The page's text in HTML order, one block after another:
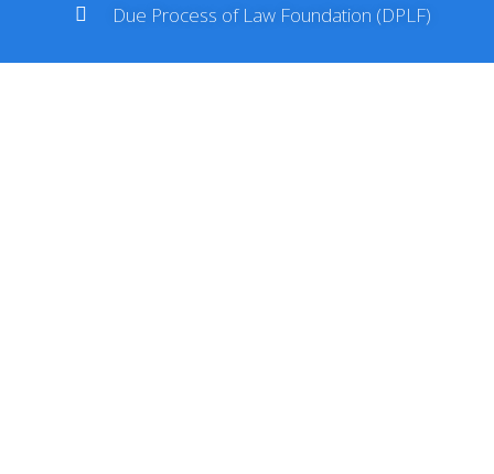
Due Process of Law Foundation (DPLF)